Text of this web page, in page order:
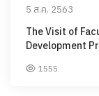
5 ส.ค. 2563
The Visit of
Development
1555